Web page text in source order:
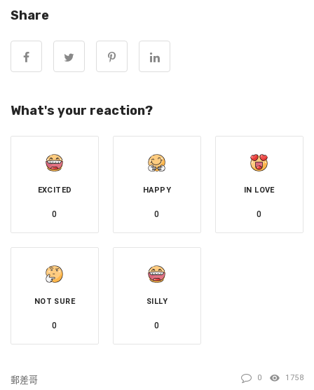
▼之後郵差先生大概覺得此時再穿也沒有意義了，便直
Share
What's your reaction?
EXCITED
0
HAPPY
0
IN LOVE
0
NOT SURE
0
SILLY
0
郵差哥 0 1758